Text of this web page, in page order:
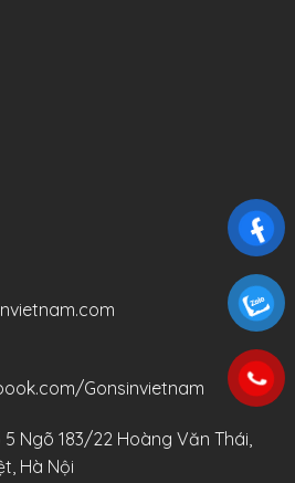
Gonsinvietnam
5 Ngõ 183/22 Hoàng Văn Thái,
Hà Nội